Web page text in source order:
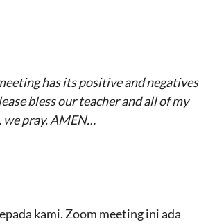
has its positive and negatives
bless our teacher and all of my
we pray. AMEN…
kami. Zoom meeting ini ada